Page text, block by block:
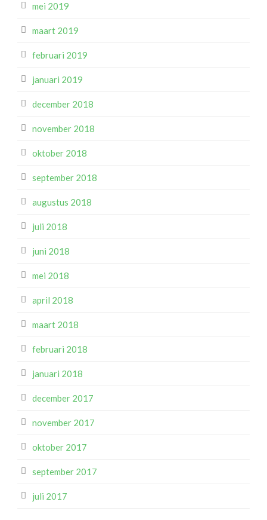
mei 2019
maart 2019
februari 2019
januari 2019
december 2018
november 2018
oktober 2018
september 2018
augustus 2018
juli 2018
juni 2018
mei 2018
april 2018
maart 2018
februari 2018
januari 2018
december 2017
november 2017
oktober 2017
september 2017
juli 2017